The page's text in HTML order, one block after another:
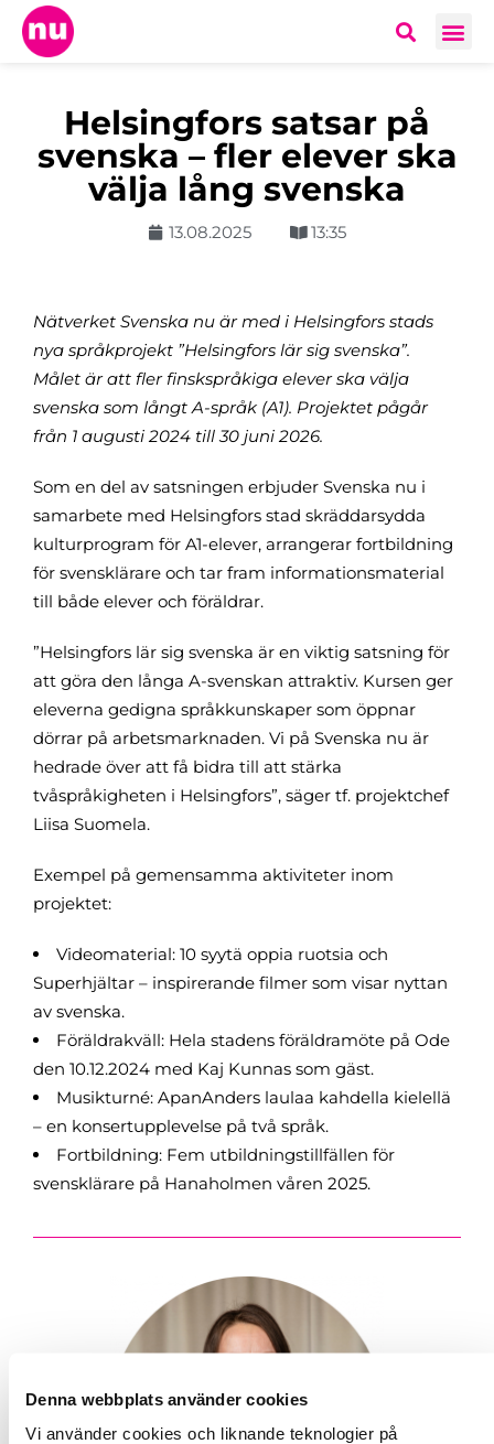
Denna webbplats använder cookies
Vi använder cookies och liknande teknologier på
Helsingfors satsar på
svenska – fler elever ska
välja lång svenska
13.08.2025 13:35
Nätverket Svenska nu är med i Helsingfors stads
nya språkprojekt ”Helsingfors lär sig svenska”.
Målet är att fler finskspråkiga elever ska välja
svenska som långt A-språk (A1). Projektet pågår
från 1 augusti 2024 till 30 juni 2026.
Som en del av satsningen erbjuder Svenska nu i
samarbete med Helsingfors stad skräddarsydda
kulturprogram för A1-elever, arrangerar fortbildning
för svensklärare och tar fram informationsmaterial
till både elever och föräldrar.
”Helsingfors lär sig svenska är en viktig satsning för
att göra den långa A-svenskan attraktiv. Kursen ger
eleverna gedigna språkkunskaper som öppnar
dörrar på arbetsmarknaden. Vi på Svenska nu är
hedrade över att få bidra till att stärka
tvåspråkigheten i Helsingfors”, säger tf. projektchef
Liisa Suomela.
Exempel på gemensamma aktiviteter inom
projektet:
Videomaterial: 10 syytä oppia ruotsia och
Superhjältar – inspirerande filmer som visar nyttan
av svenska.
Föräldrakväll: Hela stadens föräldramöte på Ode
den 10.12.2024 med Kaj Kunnas som gäst.
Musikturné: ApanAnders laulaa kahdella kielellä
– en konsertupplevelse på två språk.
Fortbildning: Fem utbildningstillfällen för
svensklärare på Hanaholmen våren 2025.